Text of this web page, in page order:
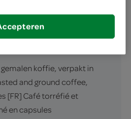
koffie, verpakt in
and ground coffee,
[FR] Café torréfié et
en capsules